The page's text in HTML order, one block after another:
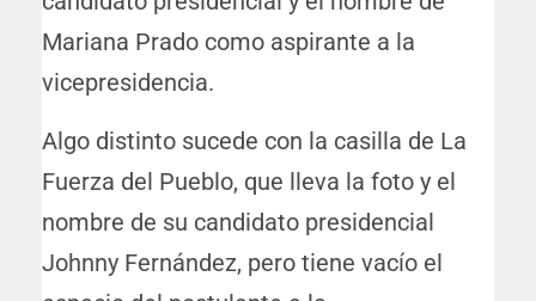
Mariana Prado como aspirante a la
vicepresidencia.
Algo distinto sucede con la casilla de La
Fuerza del Pueblo, que lleva la foto y el
nombre de su candidato presidencial
Johnny Fernández, pero tiene vacío el